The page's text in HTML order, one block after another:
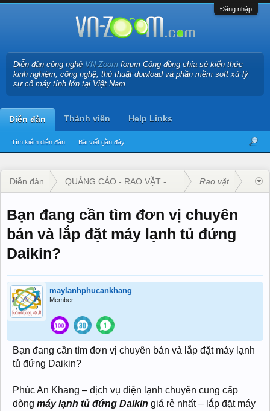
Đăng nhập
Diễn đàn công nghệ VN-Zoom forum Cộng đồng chia sẻ kiến thức
kinh nghiệm, công nghệ, thủ thuật dowload và phần mềm soft xử lý
sự cố máy tính lớn tại Việt Nam
Diễn đàn
Tìm kiếm diễn đàn Bài viết gần đây
Thành viên Help Links
Diễn đàn QUẢNG CÁO - RAO VẶT - KINH DOANH
Rao vặt
Bạn đang cần tìm đơn vị chuyên
bán và lắp đặt máy lạnh tủ đứng
Daikin?
maylanhphucankhang
Member
Bạn đang cần tìm đơn vị chuyên bán và lắp đặt máy lạnh
tủ đứng Daikin?
Phúc An Khang – dịch vụ điện lạnh chuyên cung cấp
dòng máy lạnh tủ đứng Daikin giá rẻ nhất – lắp đặt máy